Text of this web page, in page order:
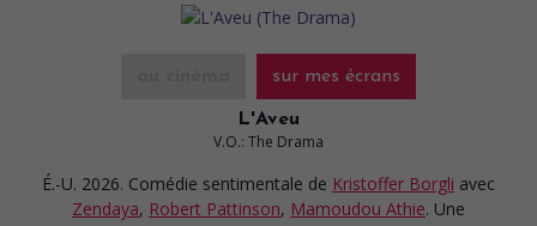
sur mes écrans
L'Aveu
V.O.: The Drama
É.-U. 2026. Comédie sentimentale de Kristoffer Borgli avec
Zendaya, Robert Pattinson, Mamoudou Athie. Une